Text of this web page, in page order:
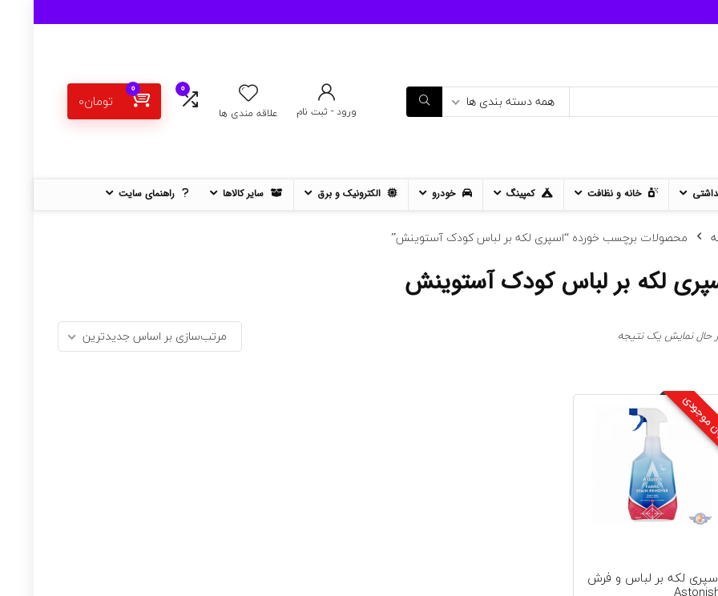
همه دسته بندی ها
ورود - ثبت نام علاقه مندی ها
0
0
تومان0
خانه و نظافت کمپینگ خودرو الکترونیک و برق سایر کالاها راهنمای سایت
محصولات برچسب خورده “اسپری لکه بر لباس کودک آستوینش”
لکه بر لباس کودک آستوینش
حال نمایش یک نتیجه مرتب‌سازی بر اساس جدیدترین
لکه بر لباس و فرش